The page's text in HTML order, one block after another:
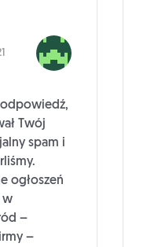
Twój
spam i
ogłoszeń
w
–
–